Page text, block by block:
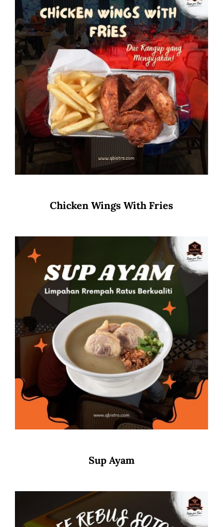
Chicken Wings With Fries
Sup Ayam